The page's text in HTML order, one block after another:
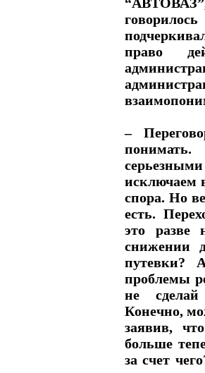
право
–
исключаем
спора. Но
есть.
это разве
снижении
путевки?
проблемы
не сделай
Конечно,
заявив,
больше
за счет